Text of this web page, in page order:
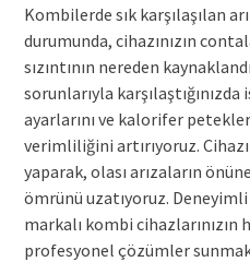
Kombilerde sık karşılaşılan
durumunda, cihazınızın
sızıntının nereden
sorunlarıyla
ayarlarını ve kalorifer
verimliliğini artırıyoruz.
yaparak, olası arızaların
ömrünü uzatıyoruz.
markalı kombi
profesyonel çözümler